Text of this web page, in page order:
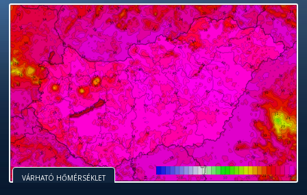
VÁRHATÓ HŐMÉRSÉKLET